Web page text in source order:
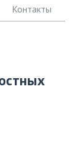
Контакты